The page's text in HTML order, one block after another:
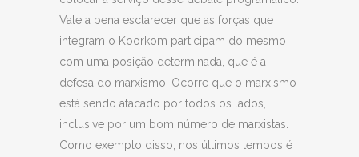
Vale a pena esclarecer que as forças que
integram o Koorkom participam do mesmo
com uma posição determinada, que é a
defesa do marxismo. Ocorre que o marxismo
está sendo atacado por todos os lados,
inclusive por um bom número de marxistas.
Como exemplo disso, nos últimos tempos é